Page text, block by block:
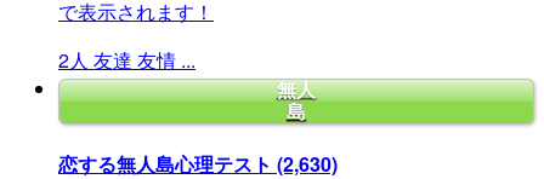
で表示されます！
2人 友達 友情 ...
無人
島
恋する無人島心理テスト (2,630)